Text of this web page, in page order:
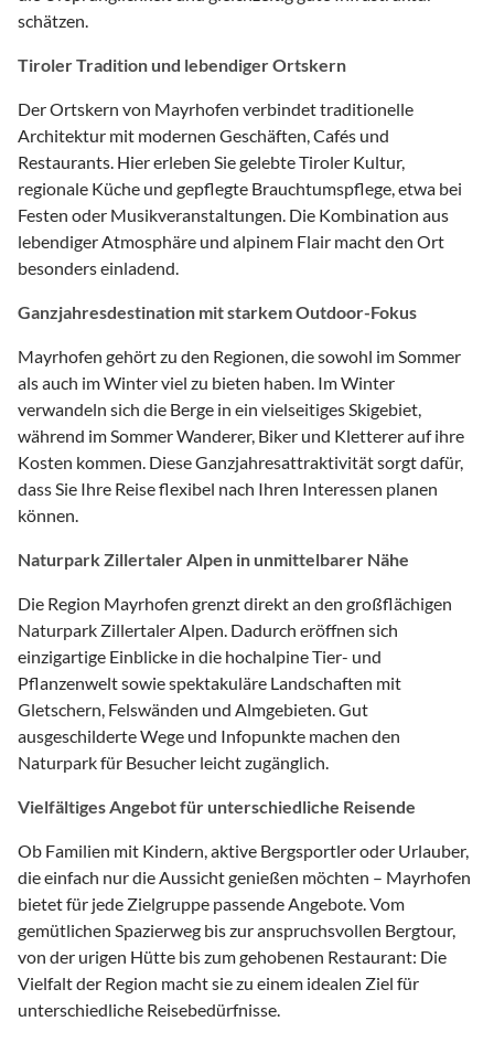
schätzen.
Tiroler Tradition und lebendiger Ortskern
Der Ortskern von Mayrhofen verbindet traditionelle
Architektur mit modernen Geschäften, Cafés und
Restaurants. Hier erleben Sie gelebte Tiroler Kultur,
regionale Küche und gepflegte Brauchtumspflege, etwa bei
Festen oder Musikveranstaltungen. Die Kombination aus
lebendiger Atmosphäre und alpinem Flair macht den Ort
besonders einladend.
Ganzjahresdestination mit starkem Outdoor-Fokus
Mayrhofen gehört zu den Regionen, die sowohl im Sommer
als auch im Winter viel zu bieten haben. Im Winter
verwandeln sich die Berge in ein vielseitiges Skigebiet,
während im Sommer Wanderer, Biker und Kletterer auf ihre
Kosten kommen. Diese Ganzjahresattraktivität sorgt dafür,
dass Sie Ihre Reise flexibel nach Ihren Interessen planen
können.
Naturpark Zillertaler Alpen in unmittelbarer Nähe
Die Region Mayrhofen grenzt direkt an den großflächigen
Naturpark Zillertaler Alpen. Dadurch eröffnen sich
einzigartige Einblicke in die hochalpine Tier- und
Pflanzenwelt sowie spektakuläre Landschaften mit
Gletschern, Felswänden und Almgebieten. Gut
ausgeschilderte Wege und Infopunkte machen den
Naturpark für Besucher leicht zugänglich.
Vielfältiges Angebot für unterschiedliche Reisende
Ob Familien mit Kindern, aktive Bergsportler oder Urlauber,
die einfach nur die Aussicht genießen möchten – Mayrhofen
bietet für jede Zielgruppe passende Angebote. Vom
gemütlichen Spazierweg bis zur anspruchsvollen Bergtour,
von der urigen Hütte bis zum gehobenen Restaurant: Die
Vielfalt der Region macht sie zu einem idealen Ziel für
unterschiedliche Reisebedürfnisse.